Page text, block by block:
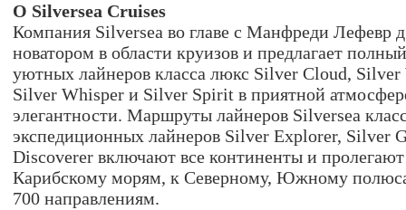
О Silversea Cruises
Компания Silversea во главе с Манфреди Лефевр
новатором в области круизов и предлагает
уютных лайнеров класса люкс Silver Cloud,
Silver Whisper и Silver Spirit в приятной
элегантности. Маршруты лайнеров Silversea
экспедиционных лайнеров Silver Explorer, Silver
Discoverer включают все континенты и
Карибскому морям, к Северному, Южному
700 направлениям.